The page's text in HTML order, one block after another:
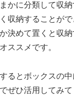
かに分類して収
収納することが
決めて置くと収
ススメです。
るとボックスの
ぜひ活用してみて